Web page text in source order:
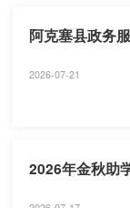
阿克塞县政务
2026-07-21
2026年金秋助